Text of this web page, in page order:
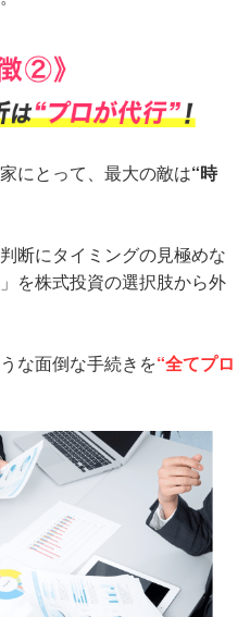
にとって、最大の敵は“時
断にタイミングの見極めな
を株式投資の選択肢から外
な面倒な手続きを“全てプロ